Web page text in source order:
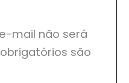
mail não será
são